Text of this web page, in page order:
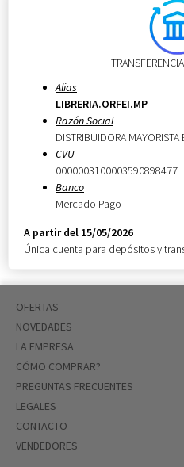
Alias
LIBRERIA.ORFEI.MP
Razón Social
DISTRIBUIDORA MAYORISTA
CVU
0000003100003590898477
Banco
Mercado Pago
A partir del 15/05/2026
Única cuenta para depósitos y
OFERTAS
NOVEDADES
LA EMPRESA
CÓMO COMPRAR?
PREGUNTAS FRECUENTES
LEGALES
CONTACTO
VENDEDORES